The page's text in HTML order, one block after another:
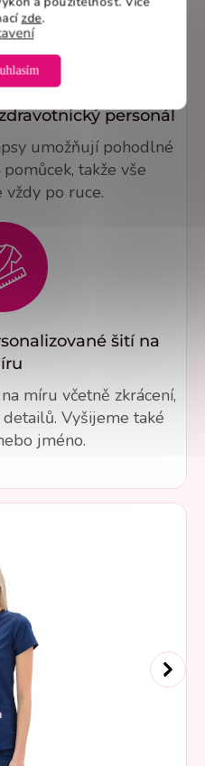
zde.
personál
umožňují pohodlné
takže vše
po ruce.
šití na
míru včetně zkrácení,
Vyšijeme také
jméno.